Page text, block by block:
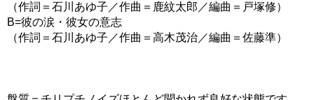
（作詞＝石川あゆ子／作曲＝鹿紋太郎／編曲＝戸塚修）
B=彼の涙・彼女の意志
（作詞＝石川あゆ子／作曲＝高木茂治／編曲＝佐藤準）